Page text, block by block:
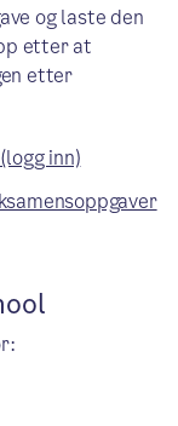
og laste den
etter at
etter
inn)